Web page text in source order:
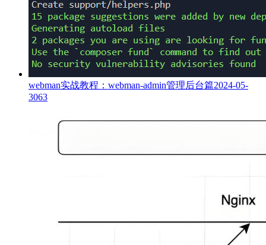
webman实战教程：webman-admin管理后台篇2024-05-
3063